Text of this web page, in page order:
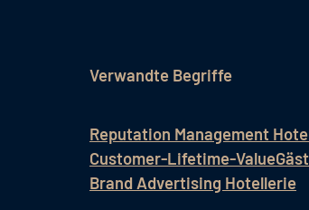
Verwandte Begriffe
Reputation Management
Customer-Lifetime-Value
Brand Advertising Hotellerie